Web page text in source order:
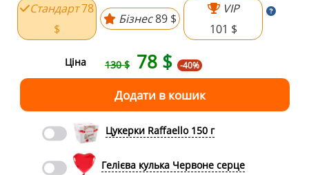
Стандарт78
$
Бізнес89 $
VIP
101 $
Ціна 130 $ 78 $ -40%
Цукерки Raffaello 150 г
Гелієва кулька Червоне серце